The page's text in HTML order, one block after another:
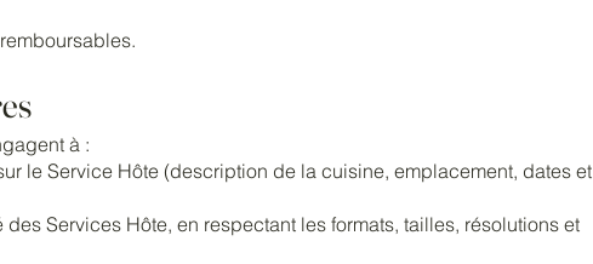
à :
le Service Hôte (description de la cuisine, emplacement, dates et
Services Hôte, en respectant les formats, tailles, résolutions et